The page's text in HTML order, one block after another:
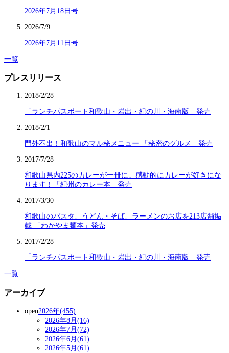
2026年7月18日号
2026/7/9
2026年7月11日号
一覧
プレスリリース
2018/2/28
「ランチパスポート和歌山・岩出・紀の川・海南版」発売
2018/2/1
門外不出！和歌山のマル秘メニュー 「秘密のグルメ」発売
2017/7/28
和歌山県内225のカレーが一冊に。感動的にカレーが好きにな
ります！「紀州のカレー本」発売
2017/3/30
和歌山のパスタ、うどん・そば、ラーメンのお店を213店舗掲
載 「わかやま麺本」発売
2017/2/28
「ランチパスポート和歌山・岩出・紀の川・海南版」発売
一覧
アーカイブ
open2026年(455)
2026年8月(16)
2026年7月(72)
2026年6月(61)
2026年5月(61)